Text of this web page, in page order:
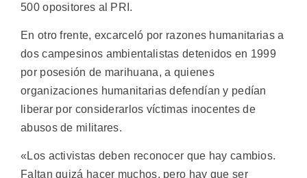
500 opositores al PRI.
En otro frente, excarceló por razones humanitarias a
dos campesinos ambientalistas detenidos en 1999
por posesión de marihuana, a quienes
organizaciones humanitarias defendían y pedían
liberar por considerarlos víctimas inocentes de
abusos de militares.
«Los activistas deben reconocer que hay cambios.
Faltan quizá hacer muchos, pero hay que ser